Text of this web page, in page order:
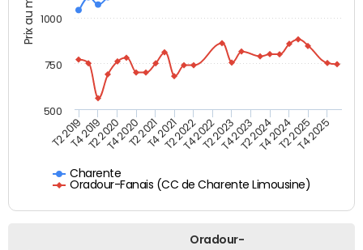
Prix au m2
Charente
Oradour-Fanais (CC de Charente Limousine)
T2 2019T4 2019T2 2020T4 2020T2 2021T4 2021T2 2022T4 2022T2 2023T4 2023T2 2024T4 2024T2 2025T4 2025
500
750
1000
Oradour-